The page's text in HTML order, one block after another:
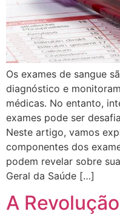
Os exames de sangue
diagnóstico e
médicas. No entanto,
exames pode ser
Neste artigo, vamos
componentes dos
podem revelar sobre
Geral da Saúde […]
A